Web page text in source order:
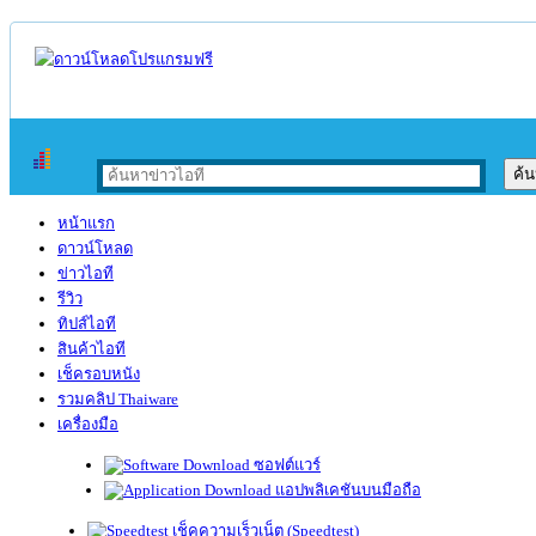
หน้าแรก
ดาวน์โหลด
ข่าวไอที
รีวิว
ทิปส์ไอที
สินค้าไอที
เช็ครอบหนัง
รวมคลิป Thaiware
เครื่องมือ
ซอฟต์แวร์
แอปพลิเคชันบนมือถือ
เช็คความเร็วเน็ต (Speedtest)